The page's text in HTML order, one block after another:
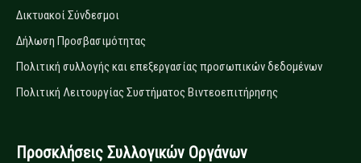
Δικτυακοί Σύνδεσμοι
Δήλωση Προσβασιμότητας
Πολιτική συλλογής και επεξεργασίας προσωπικών δεδομένων
Πολιτική Λειτουργίας Συστήματος Βιντεοεπιτήρησης
Προσκλήσεις Συλλογικών Οργάνων